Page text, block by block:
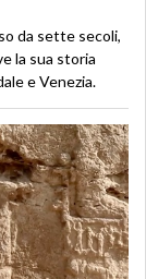
da sette secoli,
la sua storia
e Venezia.